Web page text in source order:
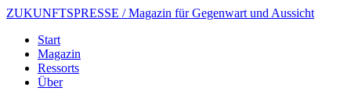
ZUKUNFTSPRESSE / Magazin für Gegenwart und Aussicht
Start
Magazin
Ressorts
Über